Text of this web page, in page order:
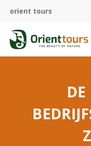
orient tours
DE